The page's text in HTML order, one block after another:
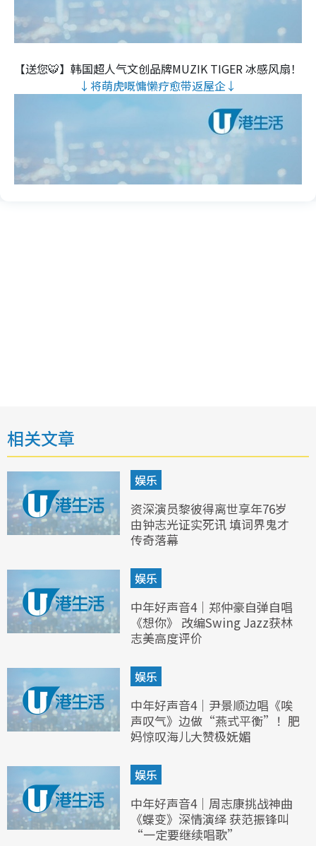
【送您🐯】韩国超人气文创品牌MUZIK TIGER 冰感风扇！
↓将萌虎嘅慵懒疗愈带返屋企↓
相关文章
娱乐
资深演员黎彼得离世享年76岁
由钟志光证实死讯 填词界鬼才
传奇落幕
娱乐
中年好声音4｜郑仲豪自弹自唱
《想你》 改编Swing Jazz获林
志美高度评价
娱乐
中年好声音4｜尹景顺边唱《唉
声叹气》边做“燕式平衡”！肥
妈惊叹海儿大赞极妩媚
娱乐
中年好声音4｜周志康挑战神曲
《蝶变》深情演绎 获范振锋叫
“一定要继续唱歌”